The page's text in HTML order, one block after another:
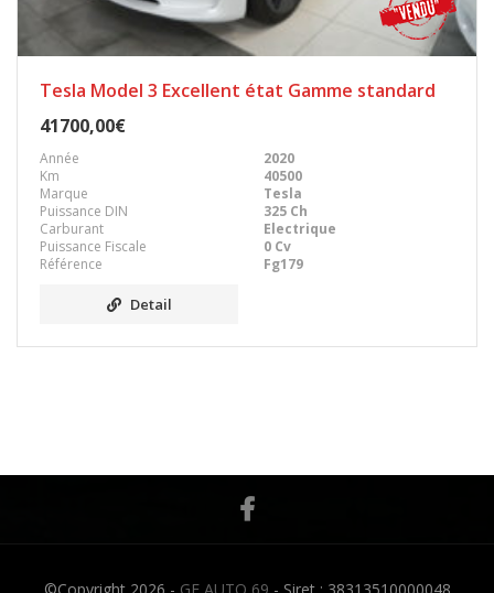
Tesla Model 3 Excellent état Gamme standard
41700,00€
Année
2020
Km
40500
Marque
Tesla
Puissance DIN
325 Ch
Carburant
Electrique
Puissance Fiscale
0 Cv
Référence
Fg179
Detail